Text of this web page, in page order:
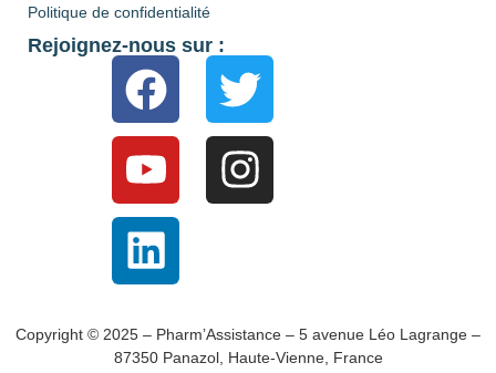
Politique de confidentialité
Rejoignez-nous sur :
Copyright © 2025 – Pharm’Assistance – 5 avenue Léo Lagrange –
87350 Panazol, Haute-Vienne, France